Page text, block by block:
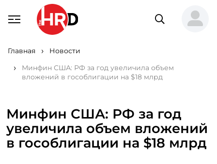
Главная
Новости
Минфин США: РФ за год увеличила объем
вложений в гособлигации на $18 млрд
Минфин США: РФ за год
увеличила объем вложений
в гособлигации на $18 млрд